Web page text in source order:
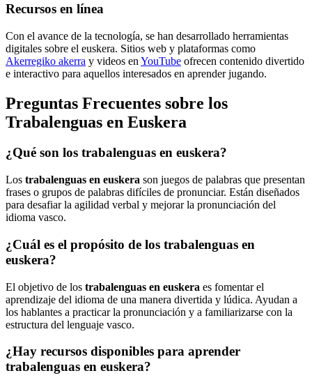
Recursos en línea
Con el avance de la tecnología, se han desarrollado herramientas
digitales sobre el euskera. Sitios web y plataformas como
Akerregiko akerra y videos en YouTube ofrecen contenido divertido
e interactivo para aquellos interesados en aprender jugando.
Preguntas Frecuentes sobre los
Trabalenguas en Euskera
¿Qué son los trabalenguas en euskera?
Los trabalenguas en euskera son juegos de palabras que presentan
frases o grupos de palabras difíciles de pronunciar. Están diseñados
para desafiar la agilidad verbal y mejorar la pronunciación del
idioma vasco.
¿Cuál es el propósito de los trabalenguas en
euskera?
El objetivo de los trabalenguas en euskera es fomentar el
aprendizaje del idioma de una manera divertida y lúdica. Ayudan a
los hablantes a practicar la pronunciación y a familiarizarse con la
estructura del lenguaje vasco.
¿Hay recursos disponibles para aprender
trabalenguas en euskera?